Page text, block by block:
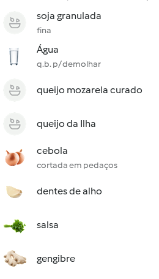
soja granulada
fina
Água
q.b. p/ demolhar
queijo mozarela curado
queijo da Ilha
cebola
cortada em pedaços
dentes de alho
salsa
gengibre